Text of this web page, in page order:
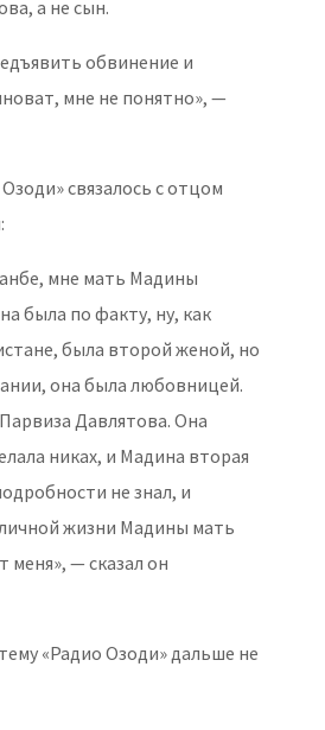
а не сын.
обвинение и
мне не понятно», —
связалось с отцом
мне мать Мадины
была по факту, ну, как
была второй женой, но
она была любовницей.
Давлятова. Она
никах, и Мадина вторая
не знал, и
жизни Мадины мать
меня», — сказал он
«Радио Озоди» дальше не